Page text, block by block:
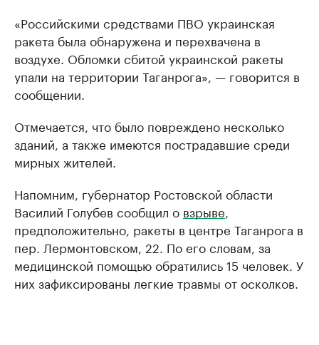
«Российскими средствами ПВО украинская
ракета была обнаружена и перехвачена в
воздухе. Обломки сбитой украинской ракеты
упали на территории Таганрога», — говорится в
сообщении.
Отмечается, что было повреждено несколько
зданий, а также имеются пострадавшие среди
мирных жителей.
Напомним, губернатор Ростовской области
Василий Голубев сообщил о взрыве
предположительно, ракеты в центре Таганрога в
пер. Лермонтовском, 22. По его словам, за
медицинской помощью обратились 15 человек. У
них зафиксированы легкие травмы от осколков.